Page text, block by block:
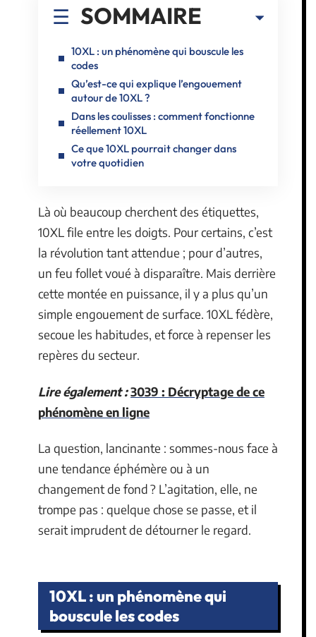
SOMMAIRE
10XL : un phénomène qui bouscule les
codes
Qu’est-ce qui explique l’engouement
autour de 10XL ?
Dans les coulisses : comment fonctionne
réellement 10XL
Ce que 10XL pourrait changer dans
votre quotidien
Là où beaucoup cherchent des étiquettes,
10XL file entre les doigts. Pour certains, c’est
la révolution tant attendue ; pour d’autres,
un feu follet voué à disparaître. Mais derrière
cette montée en puissance, il y a plus qu’un
simple engouement de surface. 10XL fédère,
secoue les habitudes, et force à repenser les
repères du secteur.
Lire également :3039 : Décryptage de ce
phénomène en ligne
La question, lancinante : sommes-nous face à
une tendance éphémère ou à un
changement de fond ? L’agitation, elle, ne
trompe pas : quelque chose se passe, et il
serait imprudent de détourner le regard.
10XL : un phénomène qui
bouscule les codes